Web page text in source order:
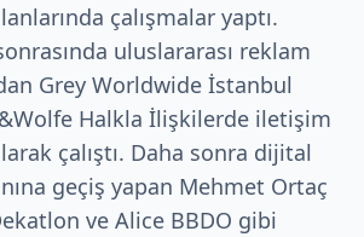
çalışmalar yaptı.
uluslararası reklam
Grey Worldwide İstanbul
Halkla İlişkilerde iletişim
çalıştı. Daha sonra dijital
geçiş yapan Mehmet Ortaç
ve Alice BBDO gibi